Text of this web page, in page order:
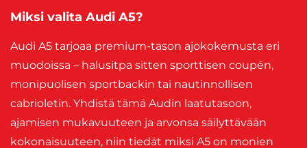
Miksi valita Audi A5?
Audi A5 tarjoaa premium-tason ajokokemusta eri
muodoissa – halusitpa sitten sporttisen coupén,
monipuolisen sportbackin tai nautinnollisen
cabrioletin. Yhdistä tämä Audin laatutasoon,
ajamisen mukavuuteen ja arvonsa säilyttävään
kokonaisuuteen, niin tiedät miksi A5 on monien